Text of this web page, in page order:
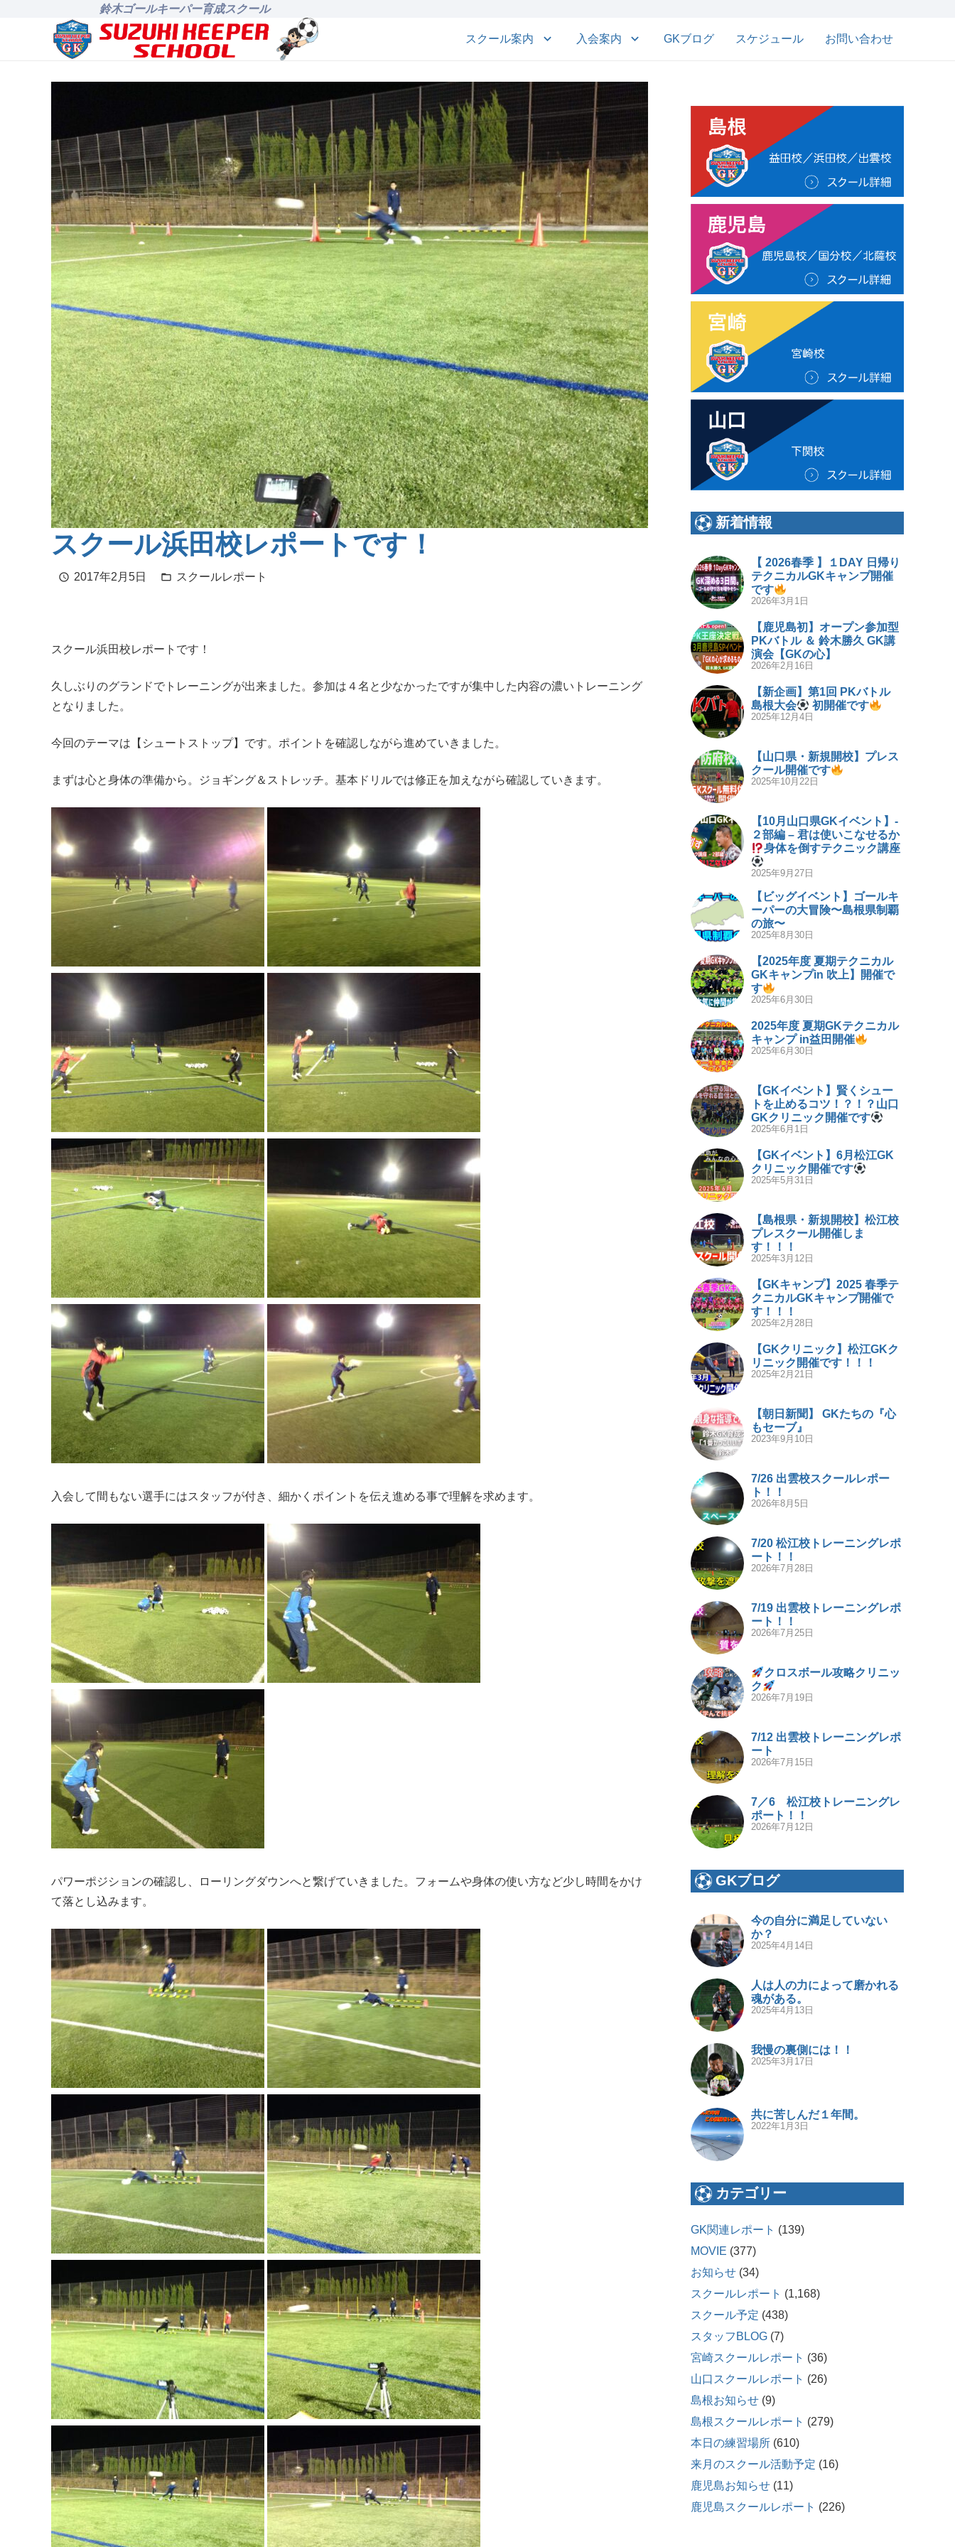
鈴木ゴールキーパー育成スクール
スクール案内 入会案内 GKブログ スケジュール お問い合わせ
スクール浜田校レポートです！
schedule 2017年2月5日 folder_open スクールレポート
スクール浜田校レポートです！
久しぶりのグランドでトレーニングが出来ました。参加は４名と少なかったですが集中した内容の濃いトレーニング
となりました。
今回のテーマは【シュートストップ】です。ポイントを確認しながら進めていきました。
まずは心と身体の準備から。ジョギング＆ストレッチ。基本ドリルでは修正を加えながら確認していきます。
入会して間もない選手にはスタッフが付き、細かくポイントを伝え進める事で理解を求めます。
パワーポジションの確認し、ローリングダウンへと繋げていきました。フォームや身体の使い方など少し時間をかけ
て落とし込みます。
新着情報
【 2026春季 】１DAY 日帰り
テクニカルGKキャンプ開催
です
2026年3月1日
【鹿児島初】オープン参加型
PKバトル ＆ 鈴木勝久 GK講
演会【GKの心】
2026年2月16日
【新企画】第1回 PKバトル
島根大会
初開催です
2025年12月4日
【山口県・新規開校】プレス
クール開催です
2025年10月22日
【10月山口県GKイベント】-
２部編 – 君は使いこなせるか
身体を倒すテクニック講座
2025年9月27日
【ビッグイベント】ゴールキ
ーパーの大冒険〜島根県制覇
の旅〜
2025年8月30日
【2025年度 夏期テクニカル
GKキャンプin 吹上】開催で
す
2025年6月30日
2025年度 夏期GKテクニカル
キャンプ in益田開催
2025年6月30日
【GKイベント】賢くシュー
トを止めるコツ！？！？山口
GKクリニック開催です
2025年6月1日
【GKイベント】6月松江GK
クリニック開催です
2025年5月31日
【島根県・新規開校】松江校
プレスクール開催しま
す！！！
2025年3月12日
【GKキャンプ】2025 春季テ
クニカルGKキャンプ開催で
す！！！
2025年2月28日
【GKクリニック】松江GKク
リニック開催です！！！
2025年2月21日
【朝日新聞】 GKたちの『心
もセーブ』
2023年9月10日
7/26 出雲校スクールレポー
ト！！
2026年8月5日
7/20 松江校トレーニングレポ
ート！！
2026年7月28日
7/19 出雲校トレーニングレポ
ート！！
2026年7月25日
クロスボール攻略クリニッ
ク
2026年7月19日
7/12 出雲校トレーニングレポ
ート
2026年7月15日
7／6 松江校トレーニングレ
ポート！！
2026年7月12日
GKブログ
今の自分に満足していない
か？
2025年4月14日
人は人の力によって磨かれる
魂がある。
2025年4月13日
我慢の裏側には！！
2025年3月17日
共に苦しんだ１年間。
2022年1月3日
カテゴリー
GK関連レポート (139)
MOVIE (377)
お知らせ (34)
スクールレポート (1,168)
スクール予定 (438)
スタッフBLOG (7)
宮崎スクールレポート (36)
山口スクールレポート (26)
島根お知らせ (9)
島根スクールレポート (279)
本日の練習場所 (610)
来月のスクール活動予定 (16)
鹿児島お知らせ (11)
鹿児島スクールレポート (226)